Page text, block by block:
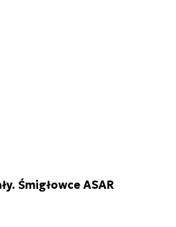
Śmigłowce ASAR